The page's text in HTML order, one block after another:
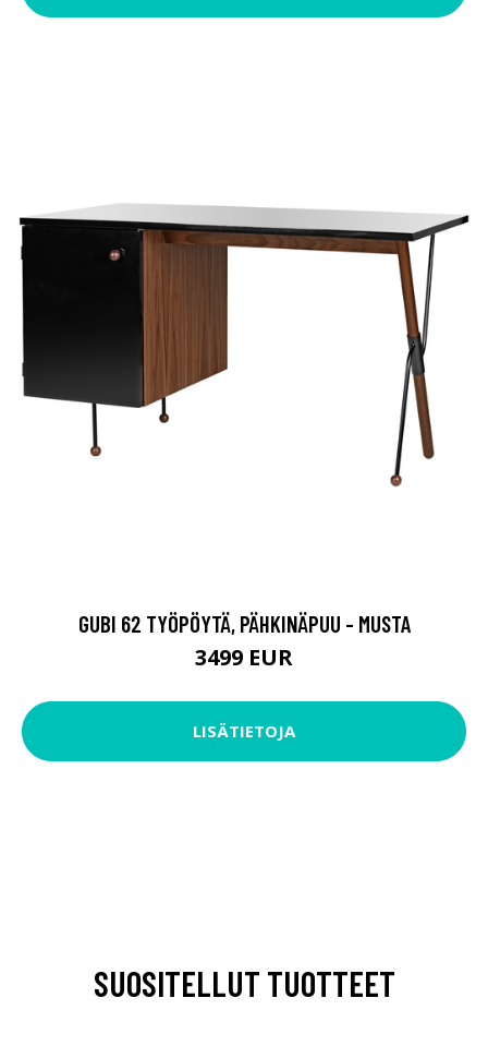
GUBI 62 TYÖPÖYTÄ, PÄHKINÄPUU - MUSTA
3499 EUR
LISÄTIETOJA
SUOSITELLUT TUOTTEET